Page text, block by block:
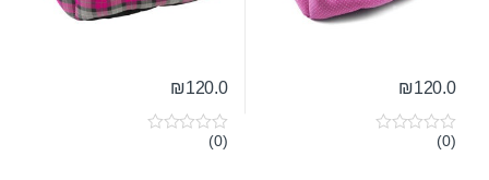
₪120.0
0(0)
₪120.0
0(0)